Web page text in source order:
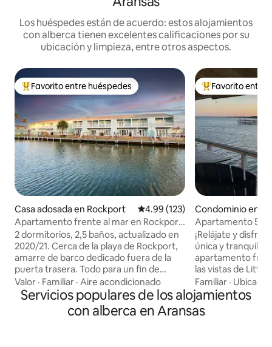
Los huéspedes están de acuerdo: estos alojamientos
con alberca tienen excelentes calificaciones por su
ubicación y limpieza, entre otros aspectos.
De los mejores en Favorito entre huéspedes
Favorito entre huéspedes
Casa adosada en Rockport Calificación promedio: 4.99 de
4.99 (123)
Apartamento frente al mar en Rockport
con vistas y amarre para barcos
2 dormitorios, 2,5 baños, actualizado en
2020/21. Cerca de la playa de Rockport,
amarre de barco dedicado fuera de la
puerta trasera. Todo para un fin de
semana romántico, de pesca o unas
vacaciones familiares. Disfruta del
amanecer con vistas al agua, 3
televisores, 2 piscinas comunitarias o
Valor · Familiar · Aire acondicionado
De los mejores
Favorito entre
Condominio en
Apartamento 506
Waterfront
¡Relájate y
única y tranquila
apartamento
las vistas de Little
apartamento de
Siéntate en la
observa las
barcos mientras
Familiar ·
Servicios populares de los alojamientos
con alberca en Aransas